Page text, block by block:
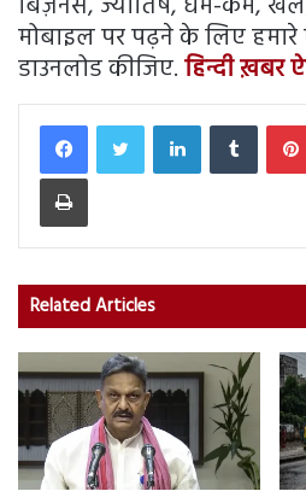
मोबाइल पर पढ़ने के लिए हमारे
डाउनलोड कीजिए.हिन्दी ख़बर
LinkedInTumblr
Print
Related Articles